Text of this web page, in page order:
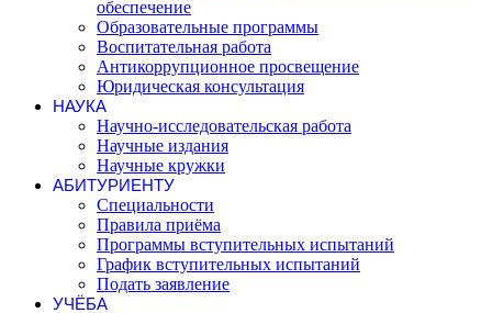
обеспечение
Образовательные программы
Воспитательная работа
Антикоррупционное просвещение
Юридическая консультация
НАУКА
Научно-исследовательская работа
Научные издания
Научные кружки
АБИТУРИЕНТУ
Специальности
Правила приёма
Программы вступительных испытаний
График вступительных испытаний
Подать заявление
УЧЁБА